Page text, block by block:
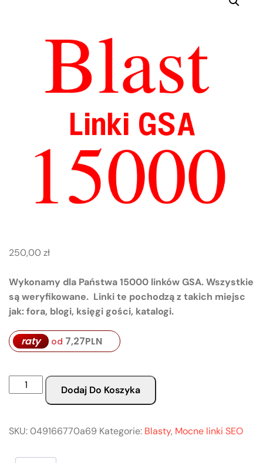
250,00 zł
Wykonamy dla Państwa 15000 linków GSA. Wszystkie
są weryfikowane. Linki te pochodzą z takich miejsc
jak: fora, blogi, księgi gości, katalogi.
raty od 7,27PLN
Dodaj Do Koszyka
SKU:049166770a69 Kategorie: Blasty, Mocne linki SEO